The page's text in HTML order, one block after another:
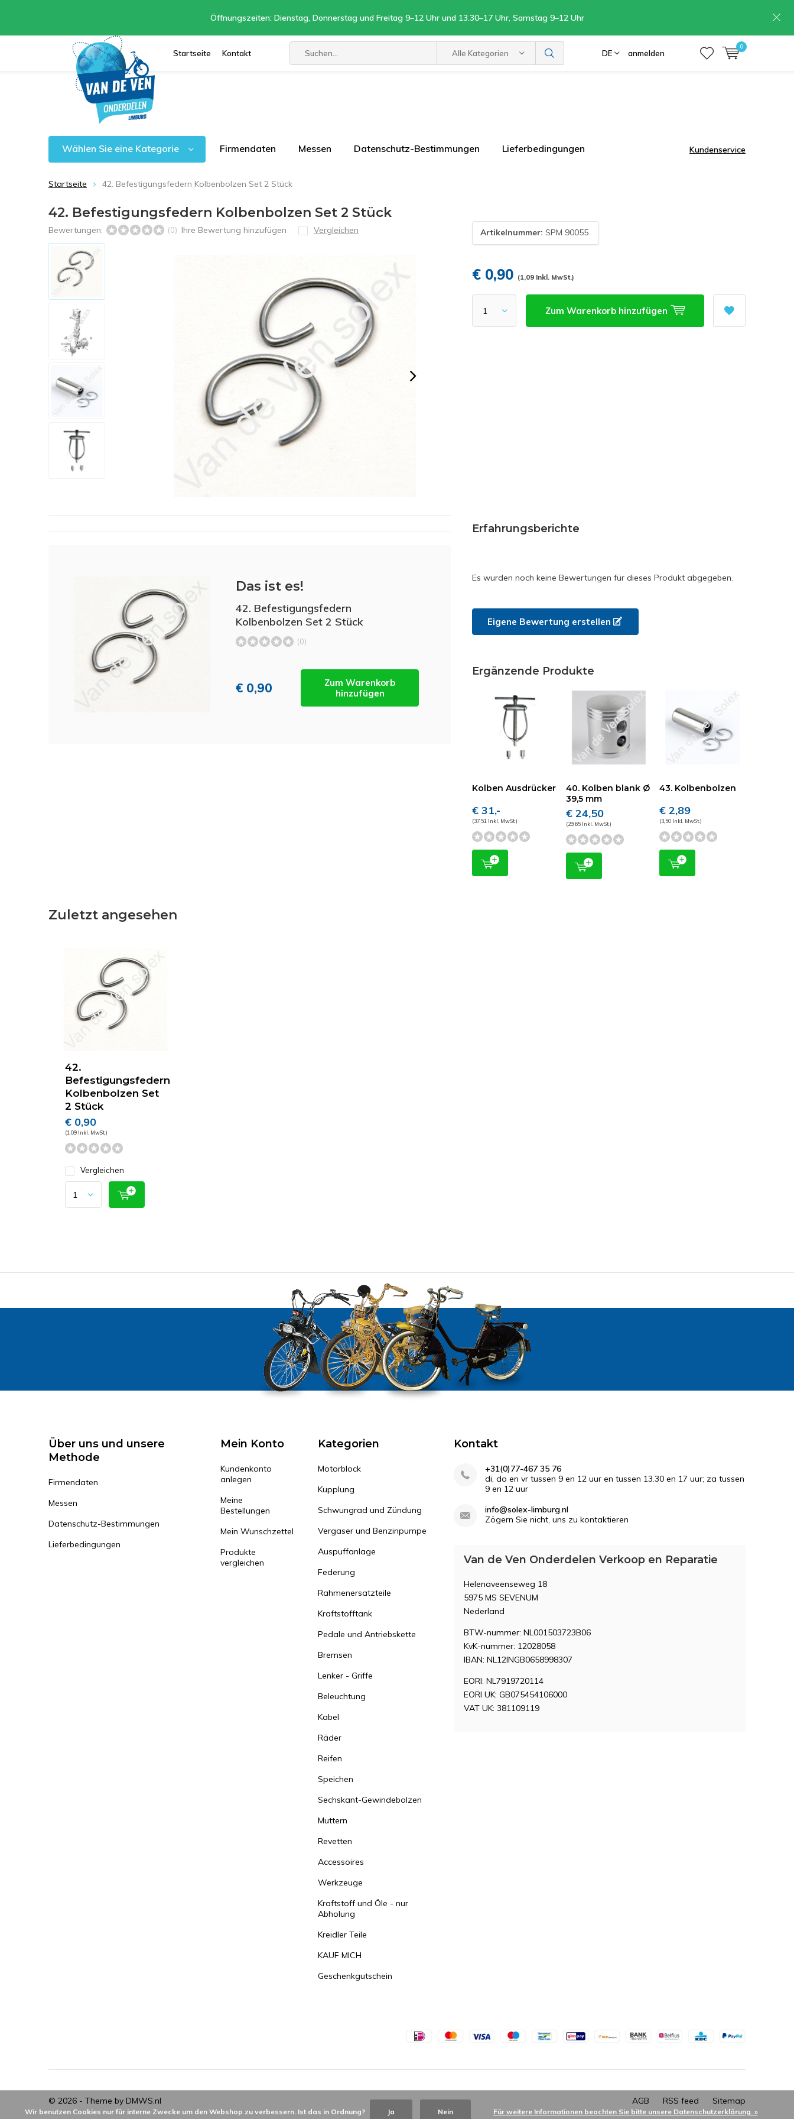
Startseite Kontakt Alle Kategorien DE anmelden
0
Öffnungszeiten: Dienstag, Donnerstag und Freitag 9–12 Uhr und 13.30–17 Uhr, Samstag 9–12 Uhr
Wählen Sie eine Kategorie Firmendaten Messen Datenschutz-Bestimmungen Lieferbedingungen Kundenservice
Startseite 42. Befestigungsfedern Kolbenbolzen Set 2 Stück
42. Befestigungsfedern Kolbenbolzen Set 2 Stück
Bewertungen: (0) Ihre Bewertung hinzufügen Vergleichen Artikelnummer: SPM 90055
€ 0,90 (1,09 Inkl. MwSt.)
Zum Warenkorb hinzufügen
Das ist es!
42. Befestigungsfedern
Kolbenbolzen Set 2 Stück
(0)
€ 0,90
Zum Warenkorb
hinzufügen
Erfahrungsberichte
Es wurden noch keine Bewertungen für dieses Produkt abgegeben.
Eigene Bewertung erstellen
Ergänzende Produkte
Kolben Ausdrücker
€ 31,-
(37,51 Inkl. MwSt.)
40. Kolben blank Ø
39,5 mm
€ 24,50
(29,65 Inkl. MwSt.)
43. Kolbenbolzen
€ 2,89
(3,50 Inkl. MwSt.)
Zuletzt angesehen
42.
Befestigungsfedern
Kolbenbolzen Set
2 Stück
€ 0,90
(1,09 Inkl. MwSt.)
Vergleichen
Über uns und unsere
Methode
Firmendaten
Messen
Datenschutz-Bestimmungen
Lieferbedingungen
Mein Konto
Kundenkonto
anlegen
Meine
Bestellungen
Mein Wunschzettel
Produkte
vergleichen
Kategorien
Motorblock
Kupplung
Schwungrad und Zündung
Vergaser und Benzinpumpe
Auspuffanlage
Federung
Rahmenersatzteile
Kraftstofftank
Pedale und Antriebskette
Bremsen
Lenker - Griffe
Beleuchtung
Kabel
Räder
Reifen
Speichen
Sechskant-Gewindebolzen
Muttern
Revetten
Accessoires
Werkzeuge
Kraftstoff und Öle - nur
Abholung
Kreidler Teile
KAUF MICH
Geschenkgutschein
Kontakt
+31(0)77-467 35 76
di, do en vr tussen 9 en 12 uur en tussen 13.30 en 17 uur; za tussen
9 en 12 uur
info@solex-limburg.nl
Zögern Sie nicht, uns zu kontaktieren
Van de Ven Onderdelen Verkoop en Reparatie
Helenaveenseweg 18
5975 MS SEVENUM
Nederland
BTW-nummer: NL001503723B06
KvK-nummer: 12028058
IBAN: NL12INGB0658998307
EORI: NL7919720114
EORI UK: GB075454106000
VAT UK: 381109119
© 2026 - Theme by DMWS.nl AGB RSS feed Sitemap
Wir benutzen Cookies nur für interne Zwecke um den Webshop zu verbessern. Ist das in Ordnung? Ja Nein Für weitere Informationen beachten Sie bitte unsere Datenschutzerklärung. »